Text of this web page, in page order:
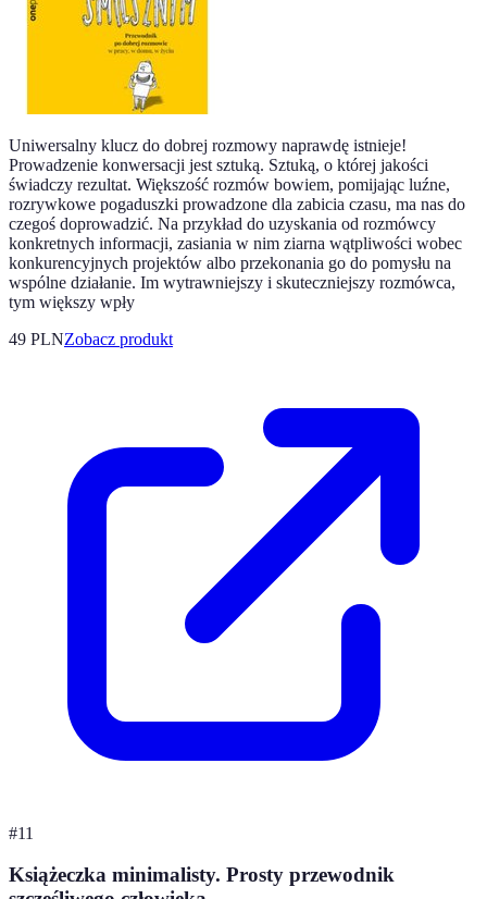
Uniwersalny klucz do dobrej rozmowy naprawdę istnieje!
Prowadzenie konwersacji jest sztuką. Sztuką, o której jakości
świadczy rezultat. Większość rozmów bowiem, pomijając luźne,
rozrywkowe pogaduszki prowadzone dla zabicia czasu, ma nas do
czegoś doprowadzić. Na przykład do uzyskania od rozmówcy
konkretnych informacji, zasiania w nim ziarna wątpliwości wobec
konkurencyjnych projektów albo przekonania go do pomysłu na
wspólne działanie. Im wytrawniejszy i skuteczniejszy rozmówca,
tym większy wpły
49 PLNZobacz produkt
#11
Książeczka minimalisty. Prosty przewodnik